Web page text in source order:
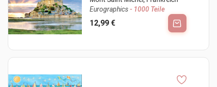
Eurographics- 1000 Teile
12,99 €